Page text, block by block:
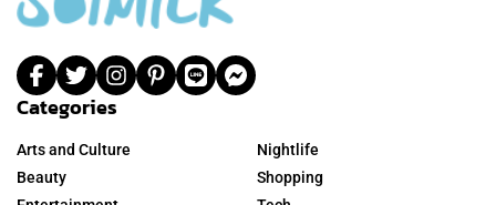
Categories
Arts and Culture
Beauty
Nightlife
Shopping